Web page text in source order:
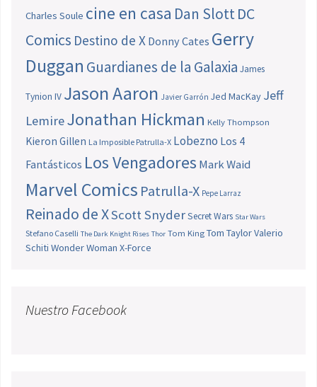
Charles Soule cine en casa Dan SlottDC
Comics Destino de X Donny Cates Gerry
Duggan Guardianes de la Galaxia James
Tynion IV Jason Aaron Javier Garrón Jed MacKay Jeff
LemireJonathan Hickman Kelly Thompson
Kieron Gillen La Imposible Patrulla-X Lobezno Los 4
Fantásticos Los Vengadores Mark Waid
Marvel Comics Patrulla-X Pepe Larraz
Reinado de XScott SnyderSecret Wars Star Wars
Stefano Caselli The Dark Knight Rises Thor Tom King Tom TaylorValerio
Schiti Wonder Woman X-Force
Nuestro Facebook